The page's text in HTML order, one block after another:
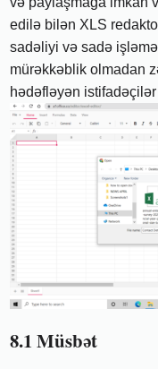
edilə bilən XLS
sadəliyi və sadə
mürəkkəblik olmadan
hədəfləyən
8.1 Müsbət